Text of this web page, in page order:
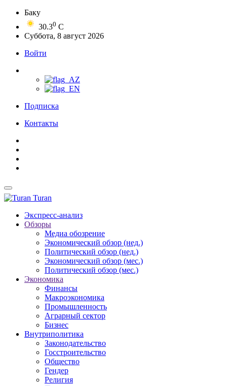
Баку
30.30 C
Суббота, 8 август 2026
Войти
Подписка
Контакты
Turan
Экспресс-анализ
Обзоры
Медиа обозрение
Экономический обзор (нед.)
Политический обзор (нед.)
Экономический обзор (мес.)
Политический обзор (мес.)
Экономика
Финансы
Макроэкономика
Промышленность
Аграрный сектор
Бизнес
Внутриполитика
Законодательство
Госстроительство
Общество
Гендер
Религия